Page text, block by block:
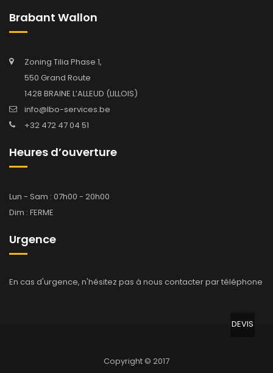
Brabant Wallon
Zoning Tilia Phase 1,
550 Grand Route
1428 BRAINE L’ALLEUD (LILLOIS)
info@lbo-services.be
+32 472 47 04 51
Heures d’ouverture
Lun - Sam : 07h00 - 20h00
Dim : FERME
Urgence
En cas d'urgence, n'hésitez pas à nous contacter par téléphone
Copyright © 2017
DEVIS